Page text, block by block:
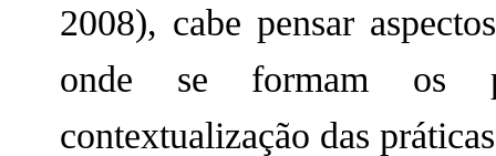
2008), cabe pensar
onde se formam os
contextualização das